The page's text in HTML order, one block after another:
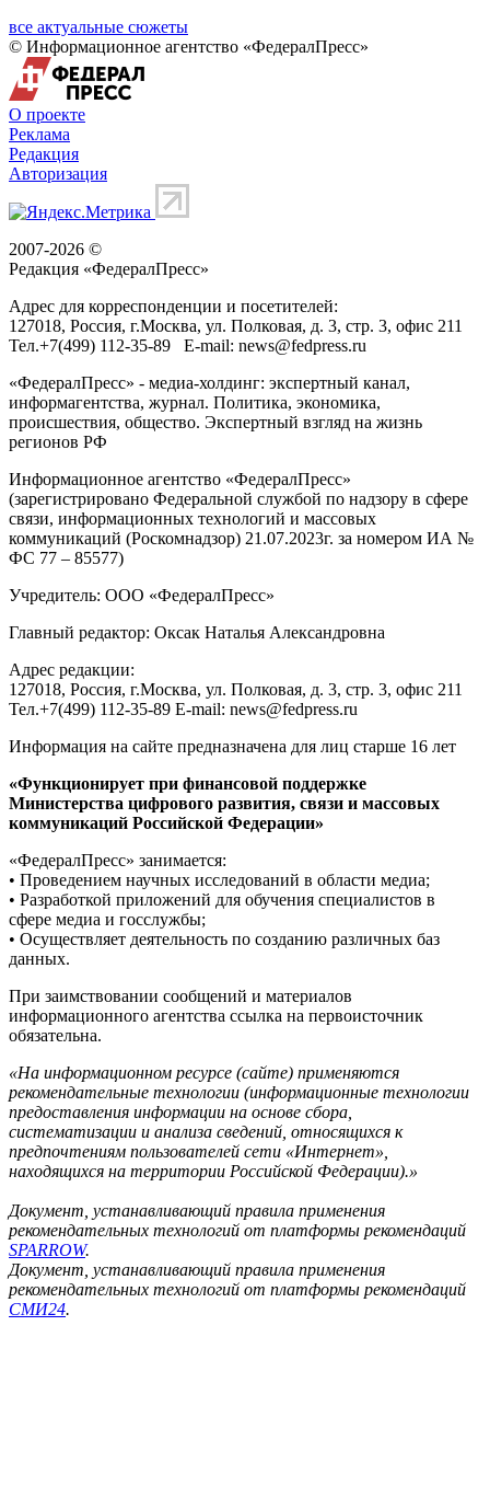
все актуальные сюжеты
© Информационное агентство «ФедералПресс»
О проекте
Реклама
Редакция
Авторизация
2007-2026 ©
Редакция «ФедералПресс»
Адрес для корреспонденции и посетителей:
127018, Россия, г.Москва, ул. Полковая, д. 3, стр. 3, офис 211
Тел.+7(499) 112-35-89 E-mail: news@fedpress.ru
«ФедералПресс» - медиа-холдинг: экспертный канал,
информагентства, журнал. Политика, экономика,
происшествия, общество. Экспертный взгляд на жизнь
регионов РФ
Информационное агентство «ФедералПресс»
(зарегистрировано Федеральной службой по надзору в сфере
связи, информационных технологий и массовых
коммуникаций (Роскомнадзор) 21.07.2023г. за номером ИА №
ФС 77 – 85577)
Учредитель: ООО «ФедералПресс»
Главный редактор: Оксак Наталья Александровна
Адрес редакции:
127018, Россия, г.Москва, ул. Полковая, д. 3, стр. 3, офис 211
Тел.+7(499) 112-35-89 E-mail: news@fedpress.ru
Информация на сайте предназначена для лиц старше 16 лет
«Функционирует при финансовой поддержке
Министерства цифрового развития, связи и массовых
коммуникаций Российской Федерации»
«ФедералПресс» занимается:
• Проведением научных исследований в области медиа;
• Разработкой приложений для обучения специалистов в
сфере медиа и госслужбы;
• Осуществляет деятельность по созданию различных баз
данных.
При заимствовании сообщений и материалов
информационного агентства ссылка на первоисточник
обязательна.
«На информационном ресурсе (сайте) применяются
рекомендательные технологии (информационные технологии
предоставления информации на основе сбора,
систематизации и анализа сведений, относящихся к
предпочтениям пользователей сети «Интернет»,
находящихся на территории Российской Федерации).»
Документ, устанавливающий правила применения
рекомендательных технологий от платформы рекомендаций
SPARROW.
Документ, устанавливающий правила применения
рекомендательных технологий от платформы рекомендаций
СМИ24.